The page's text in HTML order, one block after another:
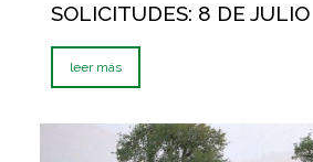
SOLICITUDES: 8 DE JULIO
leer más